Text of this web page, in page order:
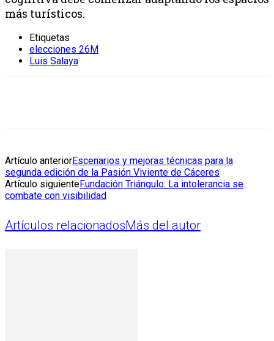
más turísticos.
Etiquetas
elecciones 26M
Luis Salaya
Artículo anteriorEscenarios y mejoras técnicas para la
segunda edición de la Pasión Viviente de Cáceres
Artículo siguienteFundación Triángulo: La intolerancia se
combate con visibilidad
Artículos relacionadosMás del autor